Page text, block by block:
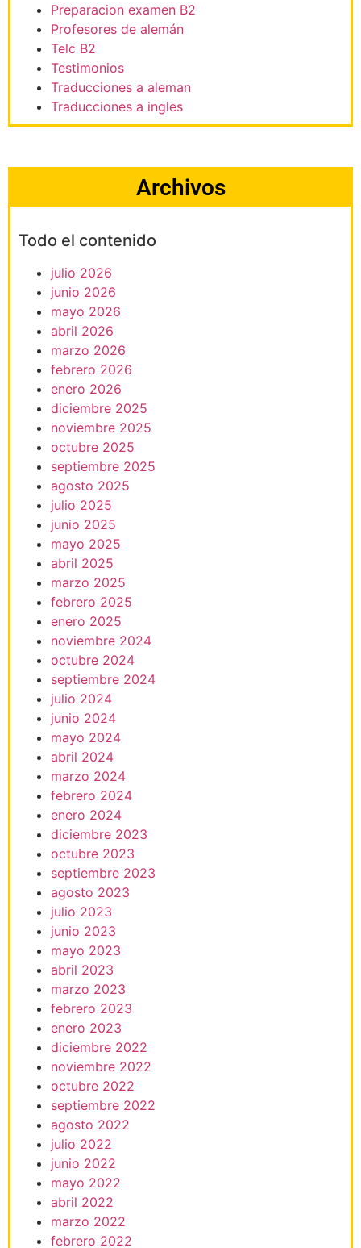
Preparacion examen B2
Profesores de alemán
Telc B2
Testimonios
Traducciones a aleman
Traducciones a ingles
Archivos
Todo el contenido
julio 2026
junio 2026
mayo 2026
abril 2026
marzo 2026
febrero 2026
enero 2026
diciembre 2025
noviembre 2025
octubre 2025
septiembre 2025
agosto 2025
julio 2025
junio 2025
mayo 2025
abril 2025
marzo 2025
febrero 2025
enero 2025
noviembre 2024
octubre 2024
septiembre 2024
julio 2024
junio 2024
mayo 2024
abril 2024
marzo 2024
febrero 2024
enero 2024
diciembre 2023
octubre 2023
septiembre 2023
agosto 2023
julio 2023
junio 2023
mayo 2023
abril 2023
marzo 2023
febrero 2023
enero 2023
diciembre 2022
noviembre 2022
octubre 2022
septiembre 2022
agosto 2022
julio 2022
junio 2022
mayo 2022
abril 2022
marzo 2022
febrero 2022